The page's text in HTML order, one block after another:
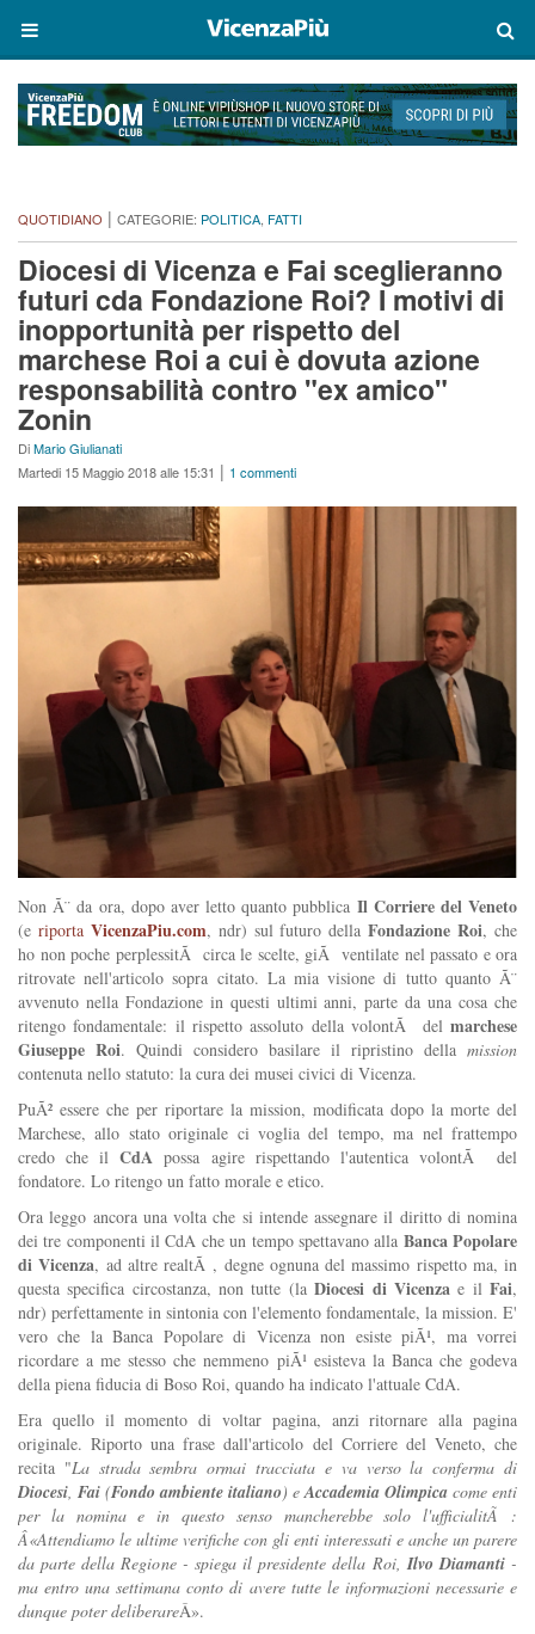
QUOTIDIANO | CATEGORIE: POLITICA, FATTI
Diocesi di Vicenza e Fai sceglieranno
futuri cda Fondazione Roi? I motivi di
inopportunità per rispetto del
marchese Roi a cui è dovuta azione
responsabilità contro "ex amico"
Zonin
DiMario Giulianati
Martedi 15 Maggio 2018 alle 15:31 | 1 commenti
Non Ã¨ da ora, dopo aver letto quanto pubblica Il Corriere del Veneto
(e riporta VicenzaPiu.com, ndr) sul futuro della Fondazione Roi, che
ho non poche perplessitÃ circa le scelte, giÃ ventilate nel passato e ora
ritrovate nell'articolo sopra citato. La mia visione di tutto quanto Ã¨
avvenuto nella Fondazione in questi ultimi anni, parte da una cosa che
ritengo fondamentale: il rispetto assoluto della volontÃ del marchese
Giuseppe Roi. Quindi considero basilare il ripristino della mission
contenuta nello statuto: la cura dei musei civici di Vicenza.
PuÃ² essere che per riportare la mission, modificata dopo la morte del
Marchese, allo stato originale ci voglia del tempo, ma nel frattempo
credo che ilCdA possa agire rispettando l'autentica volontÃ del
fondatore. Lo ritengo un fatto morale e etico.
Ora leggo ancora una volta che si intende assegnare il diritto di nomina
dei tre componenti il CdA che un tempo spettavano alla Banca Popolare
di Vicenza, ad altre realtÃ , degne ognuna del massimo rispetto ma, in
questa specifica circostanza, non tutte (laDiocesi di Vicenzae ilFai,
ndr) perfettamente in sintonia con l'elemento fondamentale, la mission. E'
vero che la Banca Popolare di Vicenza non esiste piÃ¹, ma vorrei
ricordare a me stesso che nemmeno piÃ¹ esisteva la Banca che godeva
della piena fiducia di Boso Roi, quando ha indicato l'attuale CdA.
Era quello il momento di voltar pagina, anzi ritornare alla pagina
originale. Riporto una frase dall'articolo del Corriere del Veneto, che
recita "La strada sembra ormai tracciata e va verso la conferma di
Diocesi, Fai (Fondo ambiente italiano) eAccademia Olimpica come enti
per la nomina e in questo senso mancherebbe solo l'ufficialitÃ :
Â«Attendiamo le ultime verifiche con gli enti interessati e anche un parere
da parte della Regione - spiega il presidente della Roi,Ilvo Diamanti-
ma entro una settimana conto di avere tutte le informazioni necessarie e
dunque poter deliberareÂ».